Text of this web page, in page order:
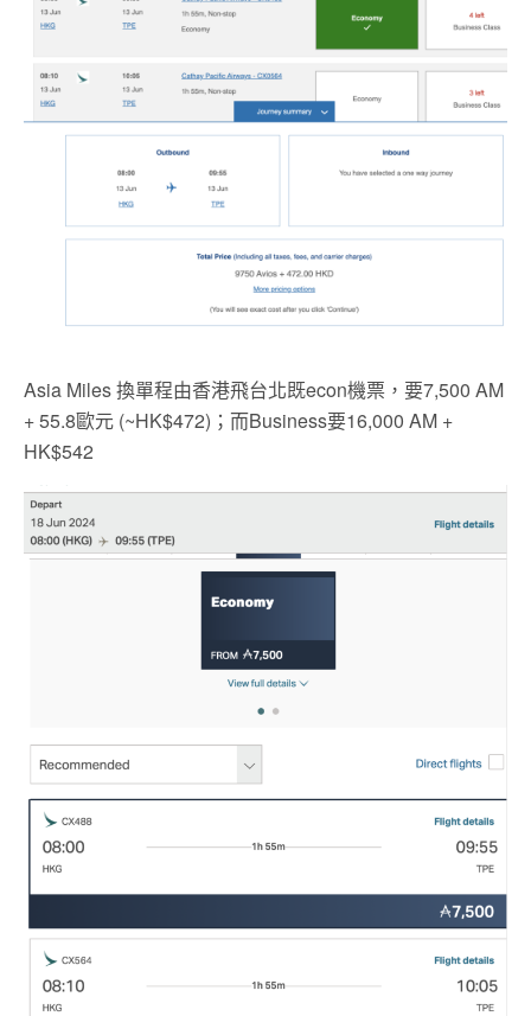
Asia Miles 換單程由香港飛台北既econ機票，要7,500 AM
+ 55.8歐元 (~HK$472)；而Business要16,000 AM +
HK$542